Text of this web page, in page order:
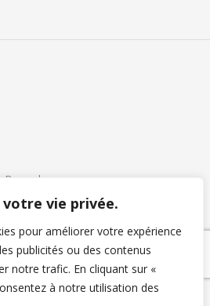
vie privée.
pour améliorer votre expérience
publicités ou des contenus
notre trafic. En cliquant sur «
à notre utilisation des
de confidentialité
- Tous droits réservés